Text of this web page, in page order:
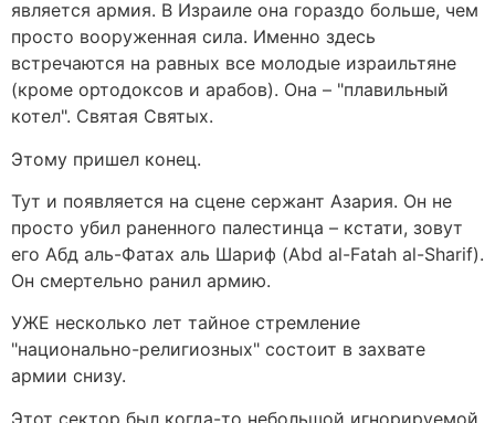
является армия. В Израиле она гораздо больше, чем
просто вооруженная сила. Именно здесь
встречаются на равных все молодые израильтяне
(кроме ортодоксов и арабов). Она – "плавильный
котел". Святая Святых.
Этому пришел конец.
Тут и появляется на сцене сержант Азария. Он не
просто убил раненного палестинца – кстати, зовут
его Абд аль-Фатах аль Шариф (Abd al-Fatah al-Sharif).
Он смертельно ранил армию.
УЖЕ несколько лет тайное стремление
"национально-религиозных" состоит в захвате
армии снизу.
Этот сектор был когда-то небольшой игнорируемой